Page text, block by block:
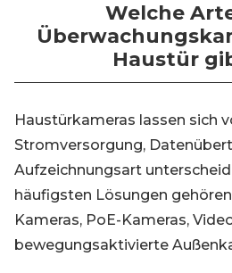
Welche
Haustür
Haustürkameras lassen sich
Stromversorgung,
Aufzeichnungsart
häufigsten Lösungen
Kameras, PoE-Kameras,
bewegungsaktivierte